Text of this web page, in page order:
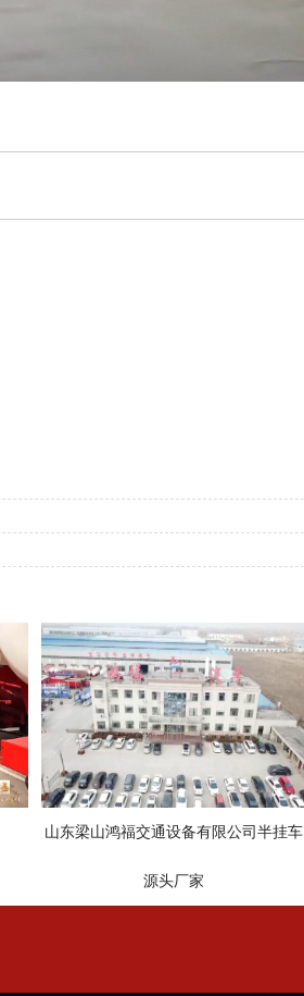
山东梁山鸿福交通设备有限公司半挂车
源头厂家